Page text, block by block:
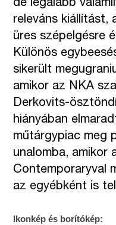
de legalább
releváns kiállítást,
üres szépelgésre
Különös
sikerült
amikor az NKA
Derkovits-
hiányában
műtárgypiac meg
unalomba, amikor
Contemporaryval
az egyébként is
Ikonkép és borítókép: